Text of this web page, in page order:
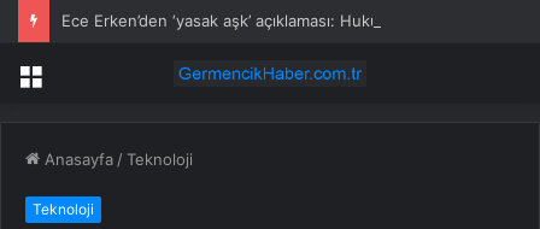
Menü
Anasayfa /Teknoloji
Teknoloji